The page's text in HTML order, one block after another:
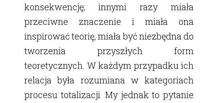
konsekwencję; innymi razy miała
przeciwne znaczenie i miała ona
inspirować teorię, miała być niezbędna do
tworzenia przyszłych form
teoretycznych. W każdym przypadku ich
relacja była rozumiana w kategoriach
procesu totalizacji. My jednak to pytanie